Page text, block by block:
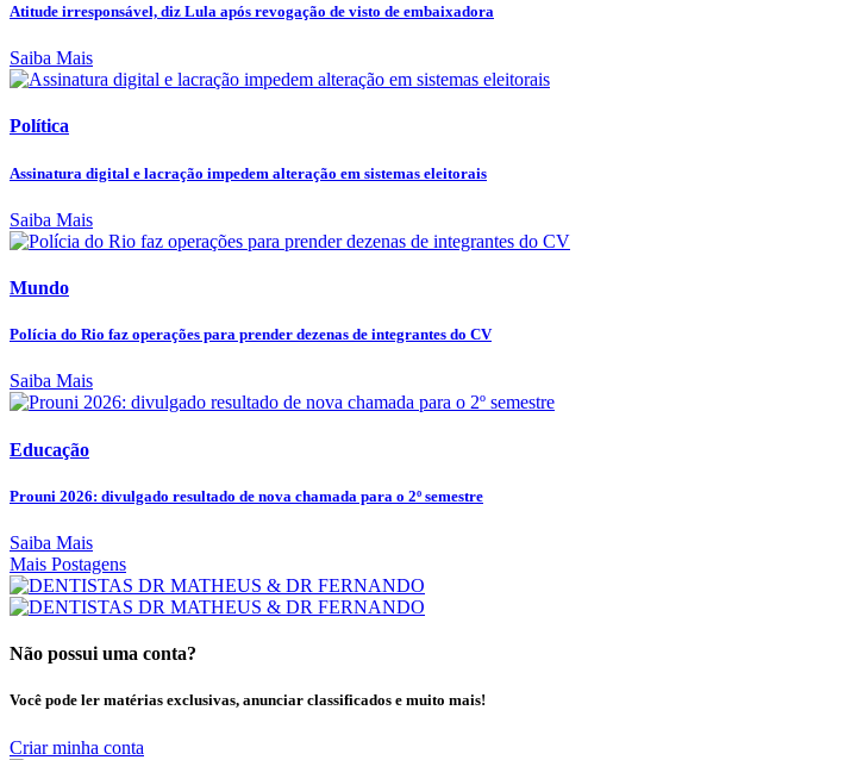
Atitude irresponsável, diz Lula após revogação de visto de embaixadora
Saiba Mais
Política
Assinatura digital e lacração impedem alteração em sistemas eleitorais
Saiba Mais
Mundo
Polícia do Rio faz operações para prender dezenas de integrantes do CV
Saiba Mais
Educação
Prouni 2026: divulgado resultado de nova chamada para o 2º semestre
Saiba Mais
Mais Postagens
Não possui uma conta?
Você pode ler matérias exclusivas, anunciar classificados e muito mais!
Criar minha conta